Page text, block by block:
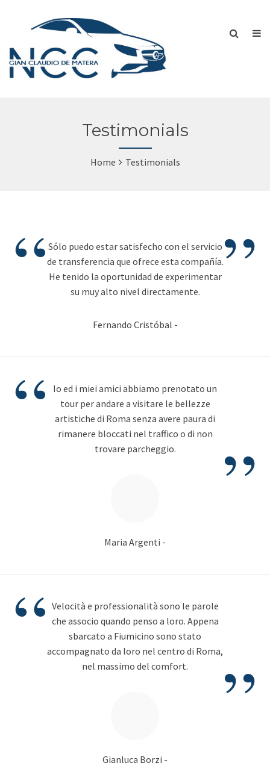
Testimonials
Home Testimonials
“Sólo puedo estar satisfecho con el servicio
de transferencia que ofrece esta compañía.
He tenido la oportunidad de experimentar
su muy alto nivel directamente.
”
Fernando Cristóbal -
“
Io ed i miei amici abbiamo prenotato un
tour per andare a visitare le bellezze
artistiche di Roma senza avere paura di
rimanere bloccati nel traffico o di non
trovare parcheggio.
”
Maria Argenti -
“ Velocità e professionalità sono le parole
che associo quando penso a loro. Appena
sbarcato a Fiumicino sono stato
accompagnato da loro nel centro di Roma,
nel massimo del comfort.
”
Gianluca Borzi -